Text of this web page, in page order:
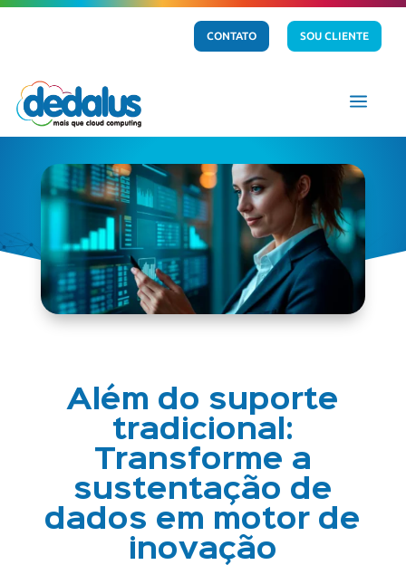
CONTATO SOU CLIENTE
a
Além do suporte
tradicional:
Transforme a
sustentação de
dados em motor de
inovação